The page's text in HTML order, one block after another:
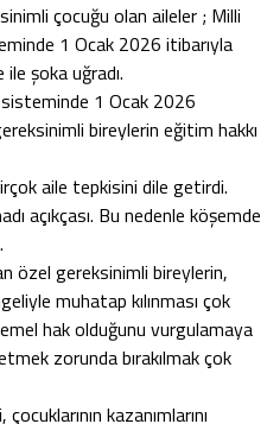
çocuğu olan aileler ; Milli
1 Ocak 2026 itibarıyla
şoka uğradı.
sisteminde 1 Ocak 2026
bireylerin eğitim hakkı
aile tepkisini dile getirdi.
açıkçası. Bu nedenle köşemde
özel gereksinimli bireylerin,
muhatap kılınması çok
hak olduğunu vurgulamaya
zorunda bırakılmak çok
kazanımlarını